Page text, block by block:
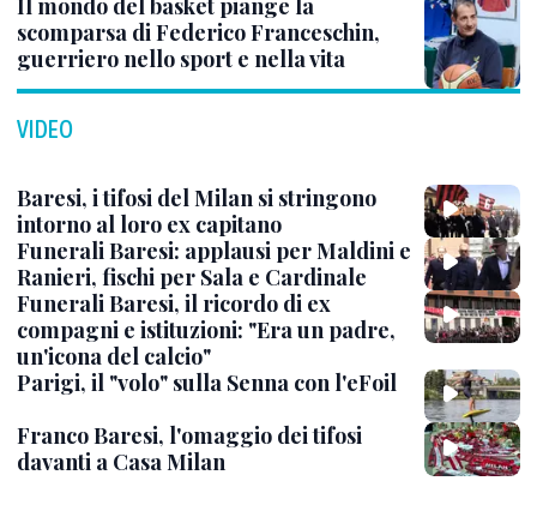
scomparsa di Federico Franceschin,
guerriero nello sport e nella vita
VIDEO
Baresi, i tifosi del Milan si stringono
intorno al loro ex capitano
Funerali Baresi: applausi per Maldini e
Ranieri, fischi per Sala e Cardinale
Funerali Baresi, il ricordo di ex
compagni e istituzioni: "Era un padre,
un'icona del calcio"
Parigi, il "volo" sulla Senna con l'eFoil
Franco Baresi, l'omaggio dei tifosi
davanti a Casa Milan